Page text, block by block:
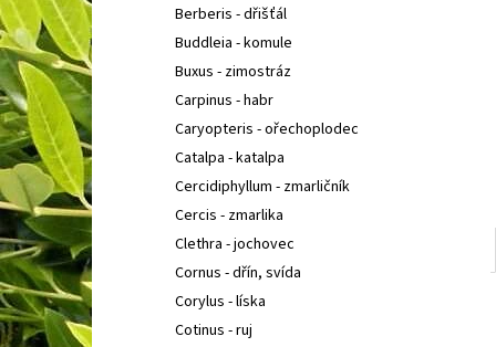
Berberis - dřišťál
Buddleia - komule
Buxus - zimostráz
Carpinus - habr
Caryopteris - ořechoplodec
Catalpa - katalpa
Cercidiphyllum - zmarličník
Cercis - zmarlika
Clethra - jochovec
Cornus - dřín, svída
Corylus - líska
Cotinus - ruj